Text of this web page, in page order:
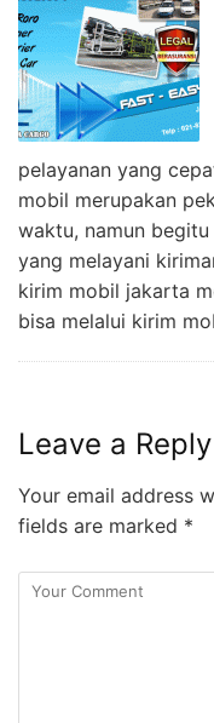
pelayanan yang
mobil merupakan
waktu, namun
yang melayani
kirim mobil jakarta
bisa melalui kirim
Leave a Reply
Your email address
fields are marked *